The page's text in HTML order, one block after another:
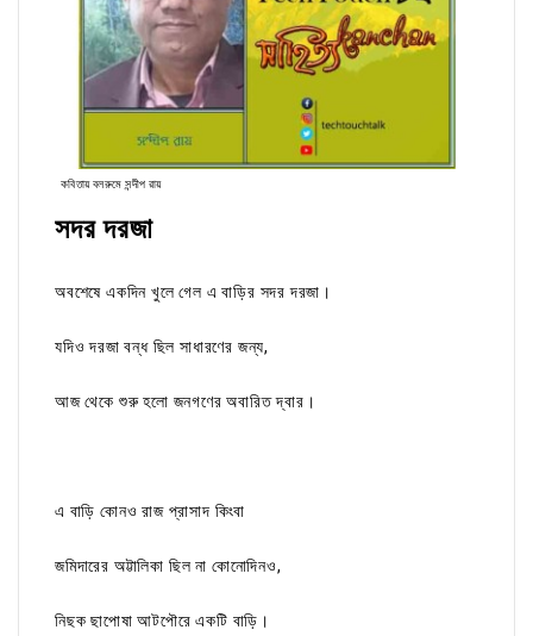
কবিতায় বলরুমে সন্দীপ রায়
সদর দরজা
অবশেষে একদিন খুলে গেল এ বাড়ির সদর দরজা।
যদিও দরজা বন্ধ ছিল সাধারণের জন্য,
আজ থেকে শুরু হলো জনগণের অবারিত দ্বার।
এ বাড়ি কোনও রাজ প্রাসাদ কিংবা
জমিদারের অট্টালিকা ছিল না কোনোদিনও,
নিছক ছাপোষা আটপৌরে একটি বাড়ি।